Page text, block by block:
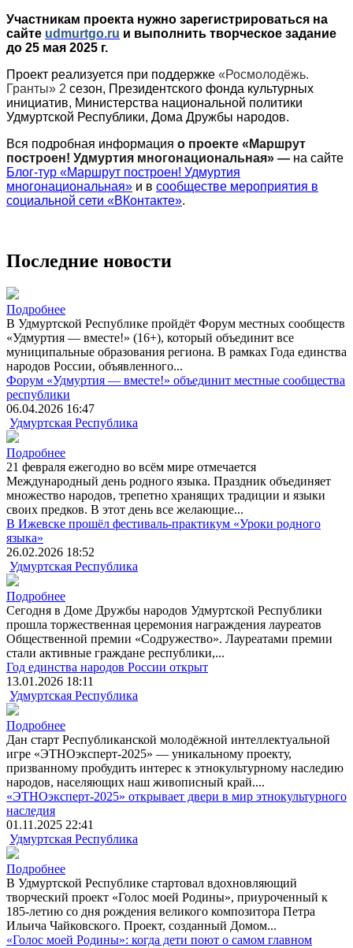
Участникам проекта нужно зарегистрироваться на
сайте udmurtgo.ru и выполнить творческое задание
до 25 мая 2025 г.
Проект реализуется при поддержке «Росмолодёжь.
Гранты» 2 сезон, Президентского фонда культурных
инициатив, Министерства национальной политики
Удмуртской Республики, Дома Дружбы народов.
Вся подробная информация о проекте «Маршрут
построен! Удмуртия многонациональная» — на сайте
Блог-тур «Маршрут построен! Удмуртия
многонациональная» и в сообществе мероприятия в
социальной сети «ВКонтакте».
Последние новости
Подробнее
В Удмуртской Республике пройдёт Форум местных сообществ
«Удмуртия ― вместе!» (16+), который объединит все
муниципальные образования региона. В рамках Года единства
народов России, объявленного...
Форум «Удмуртия ― вместе!» объединит местные сообщества
республики
06.04.2026 16:47
Удмуртская Республика
Подробнее
21 февраля ежегодно во всём мире отмечается
Международный день родного языка. Праздник объединяет
множество народов, трепетно хранящих традиции и языки
своих предков. В этот день все желающие...
В Ижевске прошёл фестиваль-практикум «Уроки родного
языка»
26.02.2026 18:52
Удмуртская Республика
Подробнее
Сегодня в Доме Дружбы народов Удмуртской Республики
прошла торжественная церемония награждения лауреатов
Общественной премии «Содружество». Лауреатами премии
стали активные граждане республики,...
Год единства народов России открыт
13.01.2026 18:11
Удмуртская Республика
Подробнее
Дан старт Республиканской молодёжной интеллектуальной
игре «ЭТНОэксперт-2025» ― уникальному проекту,
призванному пробудить интерес к этнокультурному наследию
народов, населяющих наш живописный край....
«ЭТНОэксперт-2025» открывает двери в мир этнокультурного
наследия
01.11.2025 22:41
Удмуртская Республика
Подробнее
В Удмуртской Республике стартовал вдохновляющий
творческий проект «Голос моей Родины», приуроченный к
185-летию со дня рождения великого композитора Петра
Ильича Чайковского. Проект, созданный Домом...
«Голос моей Родины»: когда дети поют о самом главном